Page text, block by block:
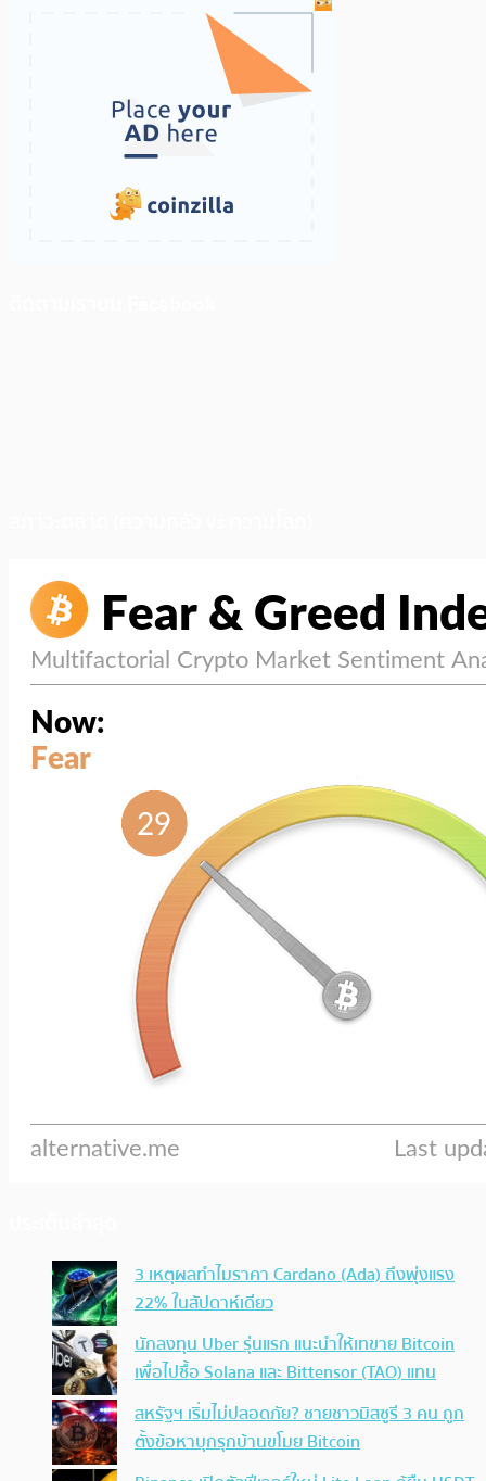
3 เหตุผลทำไมราคา Cardano (Ada) ถึงพุ่งแรง
22% ในสัปดาห์เดียว
นักลงทุน Uber รุ่นแรก แนะนำให้เทขาย Bitcoin
เพื่อไปซื้อ Solana และ Bittensor (TAO) แทน
สหรัฐฯ เริ่มไม่ปลอดภัย? ชายชาวมิสซูรี 3 คน ถูก
ตั้งข้อหาบุกรุกบ้านขโมย Bitcoin